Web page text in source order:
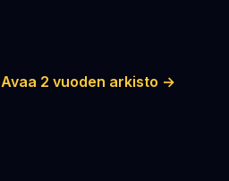
Avaa 2 vuoden arkisto →